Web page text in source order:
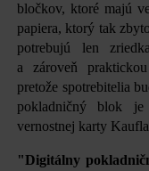
bločkov, ktoré majú
papiera, ktorý tak
potrebujú len
a zároveň
pretože spotrebitelia
pokladničný blok
vernostnej karty
"Digitálny